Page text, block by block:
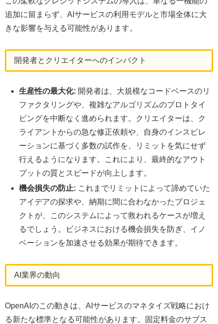
追加に留まらず、AIサービスの利用モデルと市場全体に大
きな影響を与える可能性があります。
開発者とクリエイターへのインパクト
生産性の最大化: 開発者は、大規模なコードベースのリ
ファクタリングや、複雑なアルゴリズムのプロトタイ
ピングを中断なく進められます。クリエイターは、ク
ライアントからの急な修正依頼や、自身のインスピレ
ーションに基づく多数の試作を、リミットを気にせず
行えるようになります。これにより、最終的なアウト
プットの質とスピードが向上します。
機会損失の防止: これまでリミットによって諦めていた
アイデアの探求や、納期に間に合わなかったプロジェ
クトが、このシステムによって救われるケースが増え
るでしょう。ビジネスにおける機会損失を防ぎ、イノ
ベーションを加速させる効果が期待できます。
AI業界の動向
OpenAIのこの動きは、AIサービスのマネタイズ戦略におけ
る新たな標準となる可能性があります。固定料金のサブス